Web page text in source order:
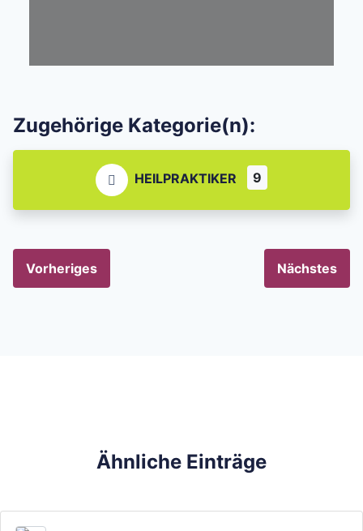
Zugehörige Kategorie(n):
HEILPRAKTIKER 9
Vorheriges Nächstes
Ähnliche Einträge